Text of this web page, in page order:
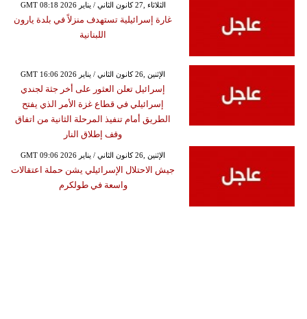
GMT 08:18 2026 الثلاثاء ,27 كانون الثاني / يناير
غارة إسرائيلية تستهدف منزلاً في بلدة يارون
اللبنانية
GMT 16:06 2026 الإثنين ,26 كانون الثاني / يناير
إسرائيل تعلن العثور على أخر جثة لجندي
إسرائيلي في قطاع غزة الأمر الذي يفتح
الطريق أمام تنفيذ المرحلة الثانية من اتفاق
وقف إطلاق النار
GMT 09:06 2026 الإثنين ,26 كانون الثاني / يناير
جيش الاحتلال الإسرائيلي يشن حملة اعتقالات
واسعة في طولكرم